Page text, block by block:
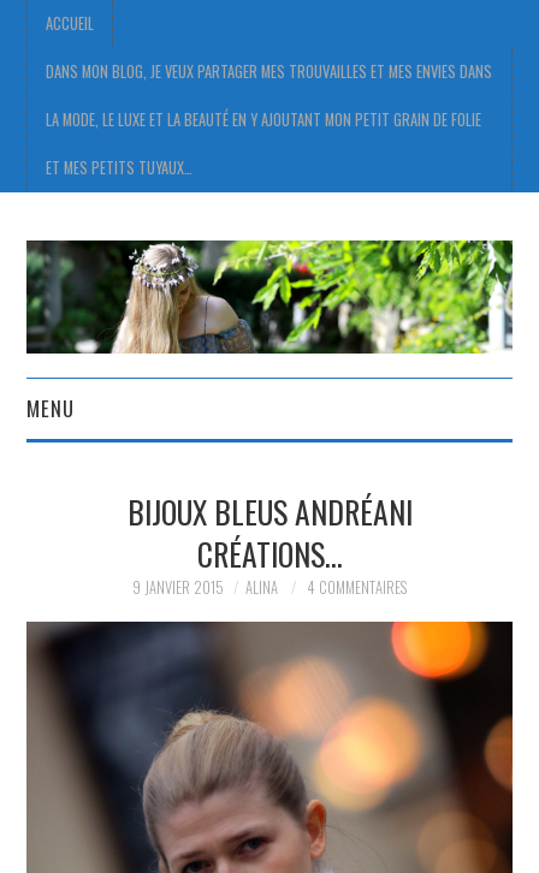
ACCUEIL
DANS MON BLOG, JE VEUX PARTAGER MES TROUVAILLES ET MES ENVIES DANS
LA MODE, LE LUXE ET LA BEAUTÉ EN Y AJOUTANT MON PETIT GRAIN DE FOLIE
ET MES PETITS TUYAUX…
MENU
DANS MON BLOG, JE VEUX
PARTAGER MES
TROUVAILLES ET MES
ENVIES DANS LA MODE, LE
LUXE ET LA BEAUTÉ EN Y
AJOUTANT MON PETIT
BIJOUX BLEUS ANDRÉANI
CRÉATIONS…
9 JANVIER 2015 ALINA 4 COMMENTAIRES